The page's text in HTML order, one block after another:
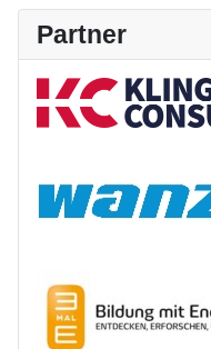
Partner